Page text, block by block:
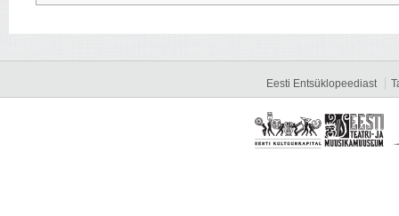
Eesti Entsüklopeediast